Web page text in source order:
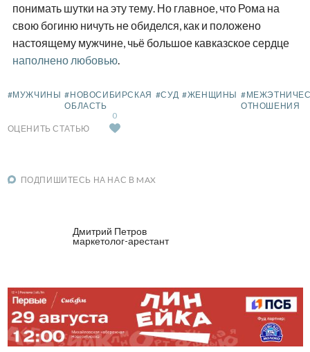
понимать шутки на эту тему. Но главное, что Рома на
свою богиню ничуть не обиделся, как и положено
настоящему мужчине, чьё большое кавказское сердце
наполнено любовью.
#МУЖЧИНЫ #НОВОСИБИРСКАЯ
ОБЛАСТЬ
#СУД #ЖЕНЩИНЫ
ОТНОШЕНИЯ
ОЦЕНИТЬ СТАТЬЮ
0
ПОДПИШИТЕСЬ НА НАС В MAX
Дмитрий Петров
маркетолог-арестант